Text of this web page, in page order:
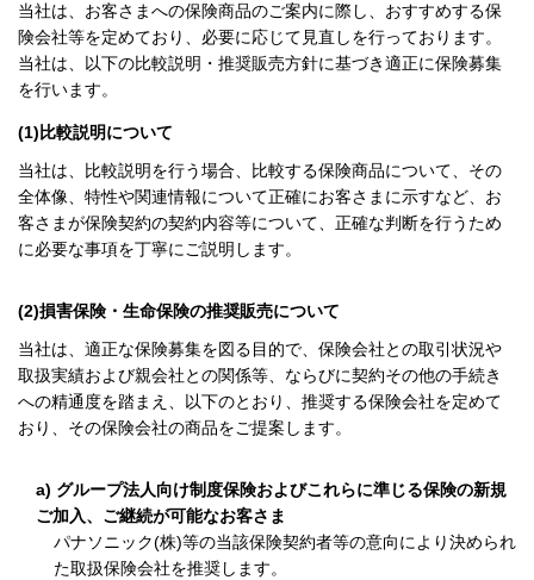
当社は、お客さまへの保険商品のご案内に際し、おすすめする保
険会社等を定めており、必要に応じて見直しを行っております。
当社は、以下の比較説明・推奨販売方針に基づき適正に保険募集
を行います。
(1)比較説明について
当社は、比較説明を行う場合、比較する保険商品について、その
全体像、特性や関連情報について正確にお客さまに示すなど、お
客さまが保険契約の契約内容等について、正確な判断を行うため
に必要な事項を丁寧にご説明します。
(2)損害保険・生命保険の推奨販売について
当社は、適正な保険募集を図る目的で、保険会社との取引状況や
取扱実績および親会社との関係等、ならびに契約その他の手続き
への精通度を踏まえ、以下のとおり、推奨する保険会社を定めて
おり、その保険会社の商品をご提案します。
a) グループ法人向け制度保険およびこれらに準じる保険の新規
ご加入、ご継続が可能なお客さま
パナソニック(株)等の当該保険契約者等の意向により決められ
た取扱保険会社を推奨します。